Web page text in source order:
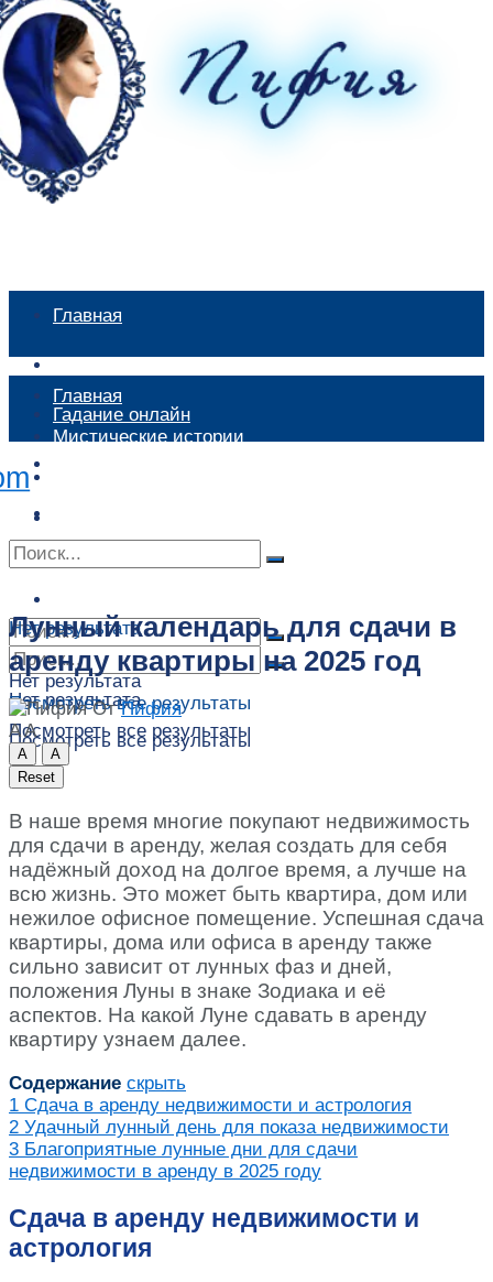
Главная
Гадание онлайн
Контакты
Нет результата
Посмотреть все результаты
Главная
Мистические истории
Сонник
Нет результата
Посмотреть все результаты
Нет результата
Посмотреть все результаты
Лунный календарь для сдачи в
аренду квартиры на 2025 год
От Пифия
A A
A
A
Reset
В наше время многие покупают недвижимость
для сдачи в аренду, желая создать для себя
надёжный доход на долгое время, а лучше на
всю жизнь. Это может быть квартира, дом или
нежилое офисное помещение. Успешная сдача
квартиры, дома или офиса в аренду также
сильно зависит от лунных фаз и дней,
положения Луны в знаке Зодиака и её
аспектов. На какой Луне сдавать в аренду
квартиру узнаем далее.
Содержание скрыть
1 Сдача в аренду недвижимости и астрология
2 Удачный лунный день для показа недвижимости
3 Благоприятные лунные дни для сдачи
недвижимости в аренду в 2025 году
Сдача в аренду недвижимости и
астрология